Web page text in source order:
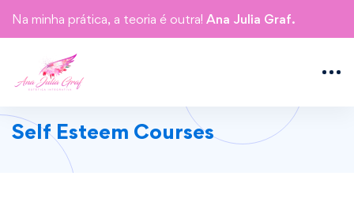
Na minha prática, a teoria é outra! Ana Julia Graf.
Self Esteem Courses